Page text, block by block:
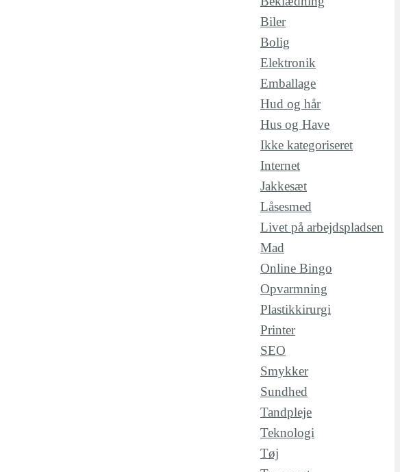
Biler
Bolig
Elektronik
Emballage
Hud og hår
Hus og Have
Ikke kategoriseret
Internet
Jakkesæt
Låsesmed
Livet på arbejdspladsen
Mad
Online Bingo
Opvarmning
Plastikkirurgi
Printer
SEO
Smykker
Sundhed
Tandpleje
Teknologi
Tøj